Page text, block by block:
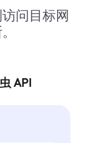
问目标网
API